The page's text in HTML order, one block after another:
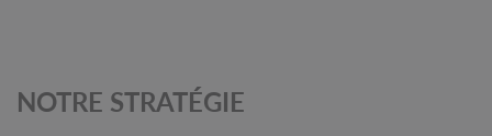
NOTRE STRATÉGIE